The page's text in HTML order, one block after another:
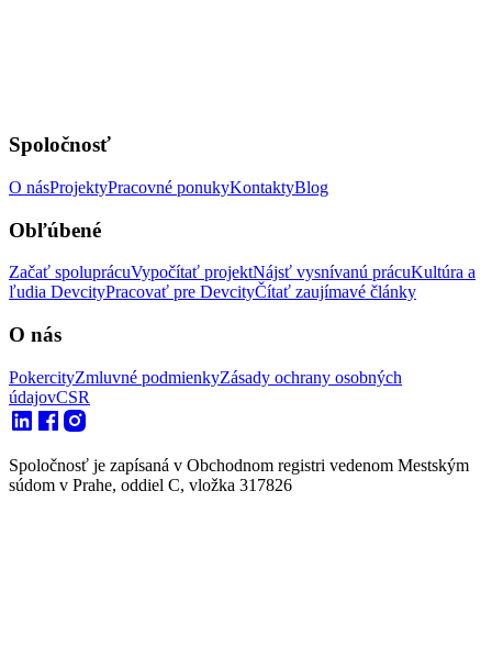
Spoločnosť
O násProjektyPracovné ponukyKontaktyBlog
Obľúbené
Začať spoluprácuVypočítať projektNájsť vysnívanú prácuKultúra a
ľudia DevcityPracovať pre DevcityČítať zaujímavé články
O nás
PokercityZmluvné podmienkyZásady ochrany osobných
údajovCSR
Spoločnosť je zapísaná v Obchodnom registri vedenom Mestským
súdom v Prahe, oddiel C, vložka 317826